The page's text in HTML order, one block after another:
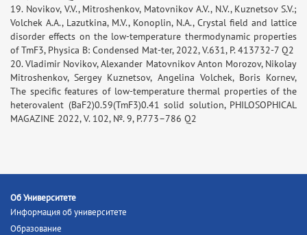
19. Novikov, V.V., Mitroshenkov, Matovnikov A.V., N.V., Kuznetsov S.V.;
Volchek A.A., Lazutkina, M.V., Konoplin, N.A., Crystal field and lattice
disorder effects on the low-temperature thermodynamic properties
of TmF3, Physica B: Condensed Mat-ter, 2022, V.631, P. 413732-7 Q2
20. Vladimir Novikov, Alexander Matovnikov Аnton Morozov, Nikolay
Mitroshenkov, Sergey Kuznetsov, Angelina Volchek, Boris Kornev,
The specific features of low-temperature thermal properties of the
heterovalent (BaF2)0.59(TmF3)0.41 solid solution, PHILOSOPHICAL
MAGAZINE 2022, V. 102, №. 9, P.773–786 Q2
Об Университете
Информация об университете
Образование